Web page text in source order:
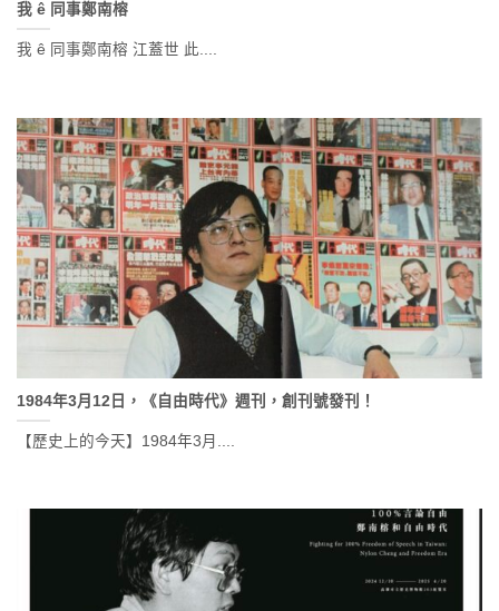
我 ê 同事鄭南榕
我 ê 同事鄭南榕 江蓋世 此....
1984年3月12日，《自由時代》週刊，創刊號發刊！
【歷史上的今天】1984年3月....